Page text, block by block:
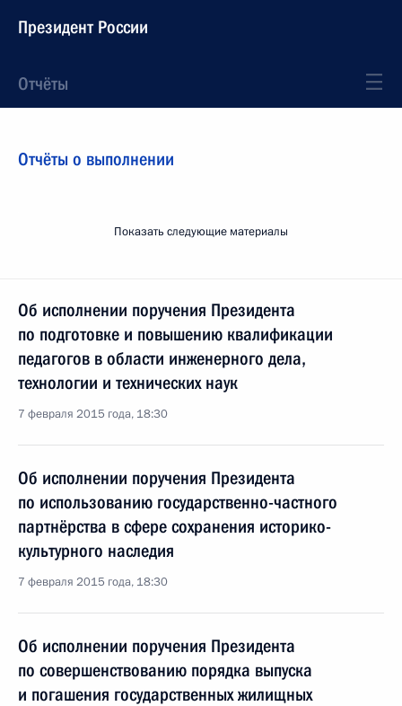
Президент России
Отчёты
Отчёты о выполнении
Показать следующие материалы
Об исполнении поручения Президента
по подготовке и повышению квалификации
педагогов в области инженерного дела,
технологии и технических наук
7 февраля 2015 года, 18:30
Об исполнении поручения Президента
по использованию государственно-частного
партнёрства в сфере сохранения историко-
культурного наследия
7 февраля 2015 года, 18:30
Об исполнении поручения Президента
по совершенствованию порядка выпуска
и погашения государственных жилищных